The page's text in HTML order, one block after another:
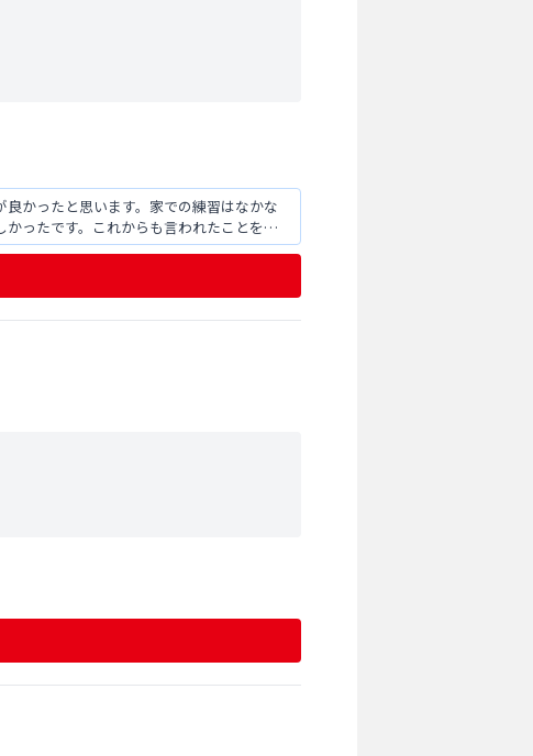
かったと思います。家での練習はなかな
ったです。これからも言われたことを忘